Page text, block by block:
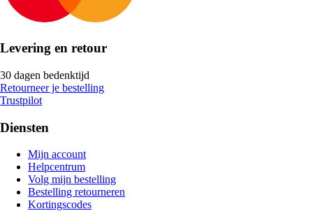
Levering en retour
30 dagen bedenktijd
Retourneer je bestelling
Trustpilot
Diensten
Mijn account
Helpcentrum
Volg mijn bestelling
Bestelling retourneren
Kortingscodes